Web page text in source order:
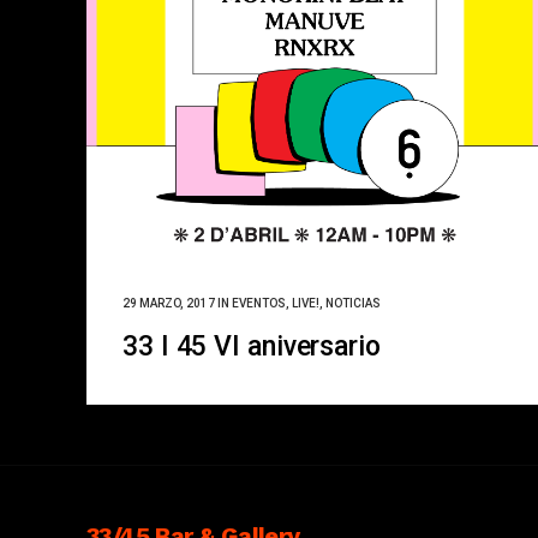
29 MARZO, 2017 IN EVENTOS LIVE! NOTICIAS
33 I 45 VI aniversario